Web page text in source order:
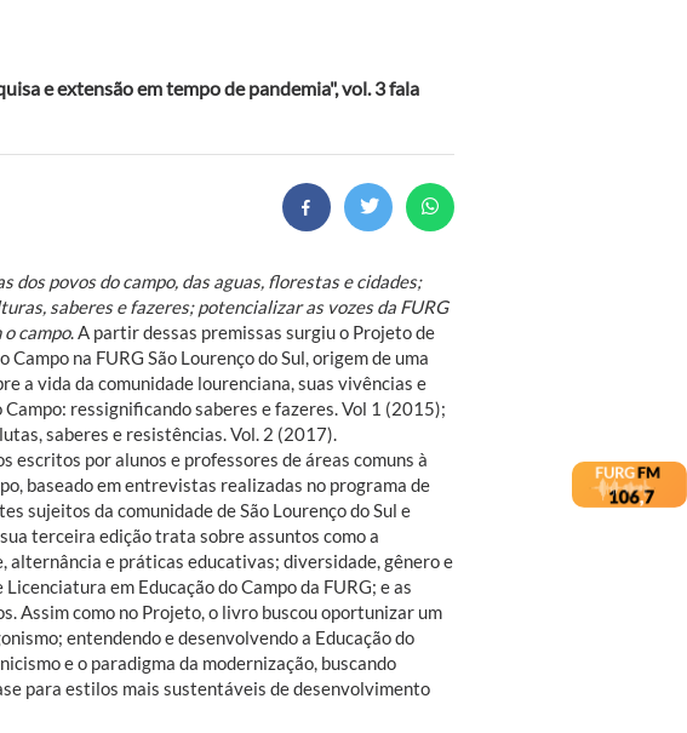
e extensão em tempo de pandemia", vol. 3 fala
dos povos do campo, das aguas, florestas e cidades;
saberes e fazeres; potencializar as vozes da FURG
o campo. A partir dessas premissas surgiu o Projeto de
Campo na FURG São Lourenço do Sul, origem de uma
a vida da comunidade lourenciana, suas vivências e
Campo: ressignificando saberes e fazeres. Vol 1 (2015);
saberes e resistências. Vol. 2 (2017).
escritos por alunos e professores de áreas comuns à
baseado em entrevistas realizadas no programa de
sujeitos da comunidade de São Lourenço do Sul e
terceira edição trata sobre assuntos como a
alternância e práticas educativas; diversidade, gênero e
em Educação do Campo da FURG; e as
Assim como no Projeto, o livro buscou oportunizar um
entendendo e desenvolvendo a Educação do
e o paradigma da modernização, buscando
para estilos mais sustentáveis de desenvolvimento